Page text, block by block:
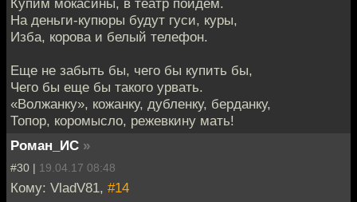
На деньги-купюры будут гуси, куры,
Изба, корова и белый телефон.
Еще не забыть бы, чего бы купить бы,
Чего бы еще бы такого урвать.
«Волжанку», кожанку, дубленку, берданку,
Топор, коромысло, режевкину мать!
Роман_ИС »
#30 | 19.04.17 08:48
Кому: VladV81, #14